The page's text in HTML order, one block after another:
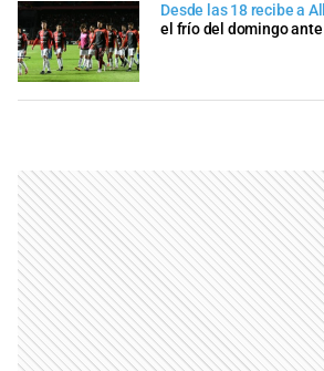
Desde las 18 recibe a
el frío del domingo